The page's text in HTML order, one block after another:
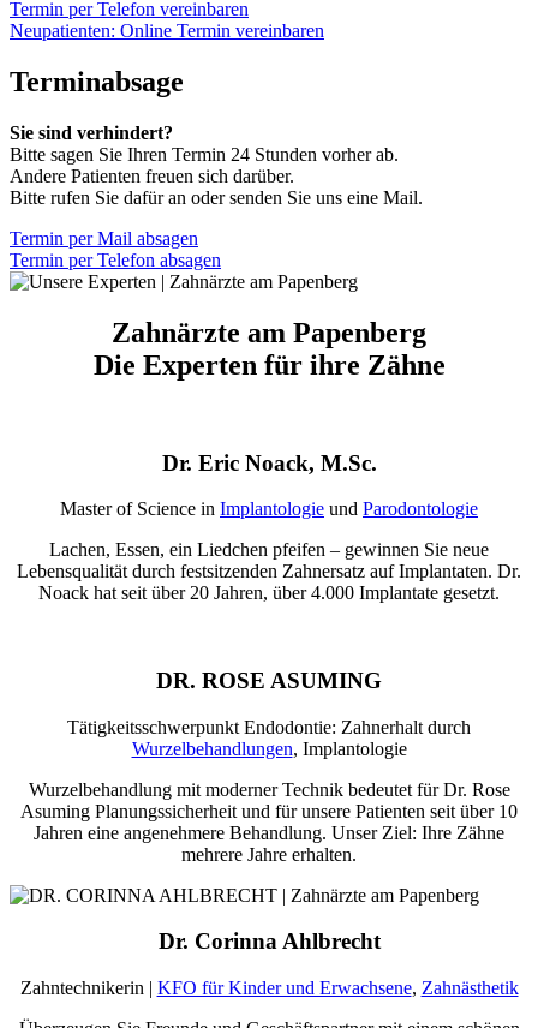
Termin per Telefon vereinbaren
Neupatienten: Online Termin vereinbaren
Terminabsage
Sie sind verhindert?
Bitte sagen Sie Ihren Termin 24 Stunden vorher ab.
Andere Patienten freuen sich darüber.
Bitte rufen Sie dafür an oder senden Sie uns eine Mail.
Termin per Mail absagen
Termin per Telefon absagen
Zahnärzte am Papenberg
Die Experten für ihre Zähne
Dr. Eric Noack, M.Sc.
Master of Science in Implantologie und Parodontologie
Lachen, Essen, ein Liedchen pfeifen – gewinnen Sie neue
Lebensqualität durch festsitzenden Zahnersatz auf Implantaten. Dr.
Noack hat seit über 20 Jahren, über 4.000 Implantate gesetzt.
DR. ROSE ASUMING
Tätigkeitsschwerpunkt Endodontie: Zahnerhalt durch
Wurzelbehandlungen, Implantologie
Wurzelbehandlung mit moderner Technik bedeutet für Dr. Rose
Asuming Planungssicherheit und für unsere Patienten seit über 10
Jahren eine angenehmere Behandlung. Unser Ziel: Ihre Zähne
mehrere Jahre erhalten.
Dr. Corinna Ahlbrecht
Zahntechnikerin | KFO für Kinder und Erwachsene, Zahnästhetik